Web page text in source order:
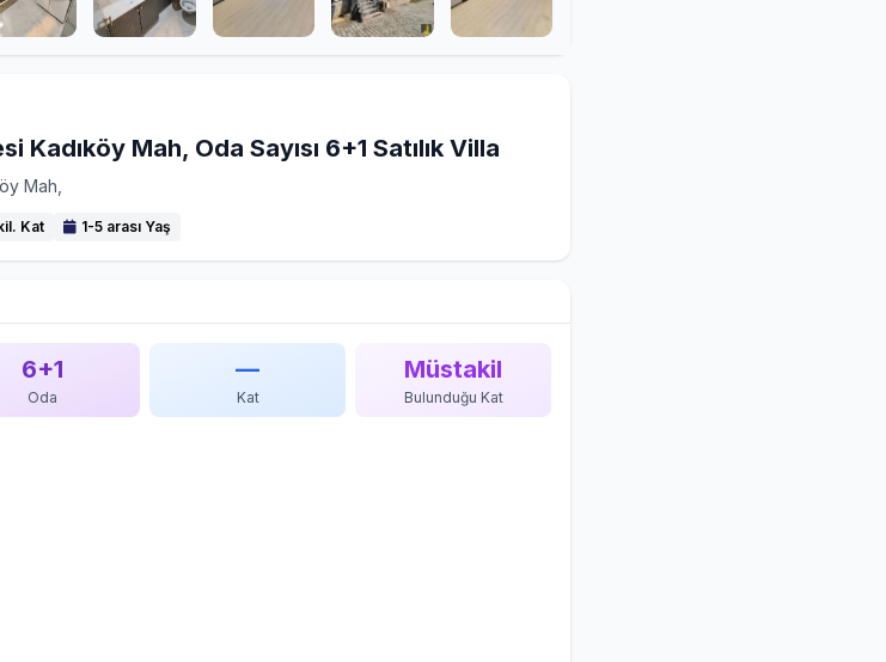
Kadıköy Mah, Oda Sayısı 6+1 Satılık Villa
Mah,
Kat 1-5 arası Yaş
6+1
Oda
—
Kat
Müstakil
Bulunduğu Kat